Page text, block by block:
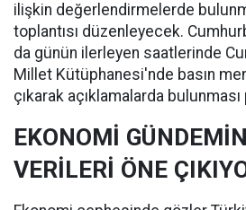
ilişkin değerlendirmelerde
toplantısı düzenleyecek.
da günün ilerleyen saatlerinde
Millet Kütüphanesi'nde basın
çıkarak açıklamalarda bulunması
EKONOMİ
VERİLERİ ÖNE